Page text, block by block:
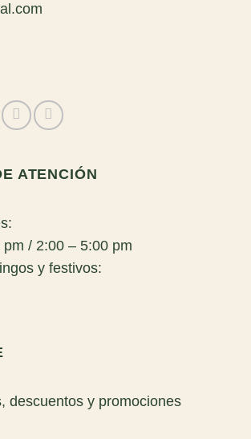
ATENCIÓN
/ 2:00 – 5:00 pm
y festivos:
descuentos y promociones